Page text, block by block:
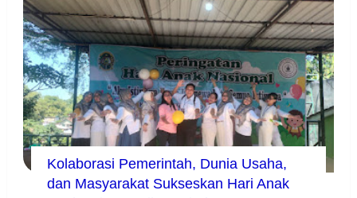
Kolaborasi Pemerintah, Dunia Usaha,
dan Masyarakat Sukseskan Hari Anak